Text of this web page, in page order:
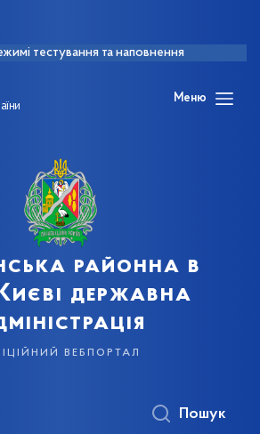
тестування та наповнення
Меню
районна в
державна
вебпортал
Пошук